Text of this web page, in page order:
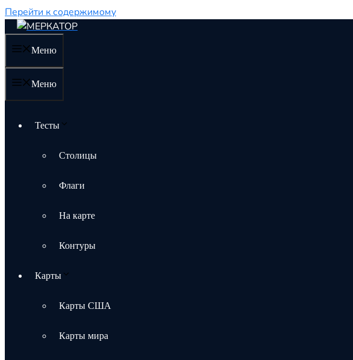
Перейти к содержимому
Меню
Меню
Тесты
Столицы
Флаги
На карте
Контуры
Карты
Карты США
Карты мира